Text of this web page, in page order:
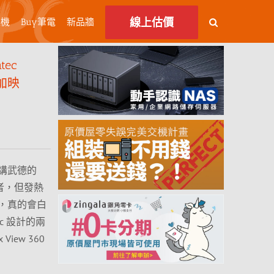
Buy筆電 新品牆 線上估價
映
武德的
，但發熱
真的會白
設計的兩
View 360